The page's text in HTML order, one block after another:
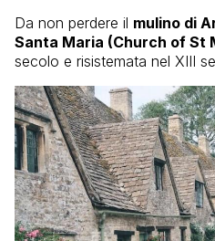
Da non perdere il mulino di
Santa Maria (Church of St
secolo e risistemata nel XIII